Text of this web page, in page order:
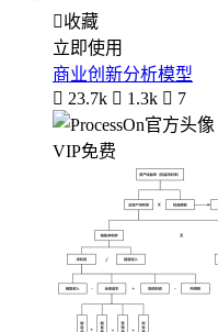
收藏
立即使用
商业创新分析模型
 23.7k  1.3k  7
VIP免费